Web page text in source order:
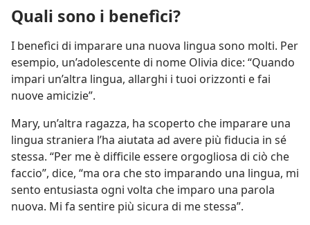
Quali sono i benefìci?
I benefìci di imparare una nuova lingua sono molti. Per
esempio, un’adolescente di nome Olivia dice: “Quando
impari un’altra lingua, allarghi i tuoi orizzonti e fai
nuove amicizie”.
Mary, un’altra ragazza, ha scoperto che imparare una
lingua straniera l’ha aiutata ad avere più fiducia in sé
stessa. “Per me è difficile essere orgogliosa di ciò che
faccio”, dice, “ma ora che sto imparando una lingua, mi
sento entusiasta ogni volta che imparo una parola
nuova. Mi fa sentire più sicura di me stessa”.